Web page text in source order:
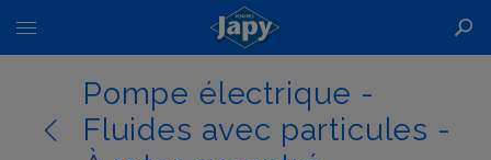
Basculer
la
navigationPompe électrique -
Fluides avec particules -